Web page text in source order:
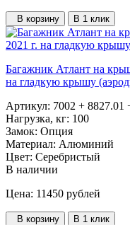
В корзину В 1 клик
Багажник Атлант на
на гладкую крышу
Артикул: 7002 + 8827.01
Нагрузка, кг: 100
Замок: Опция
Материал: Алюминий
Цвет: Серебристый
В наличии
Цена: 11450 рублей
В корзину В 1 клик